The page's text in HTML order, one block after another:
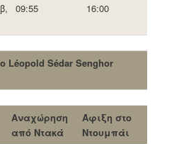
09:55 16:00
Léopold Sédar Senghor
Αναχώρηση
από Ντακά
Άφιξη στο
Ντουμπάι